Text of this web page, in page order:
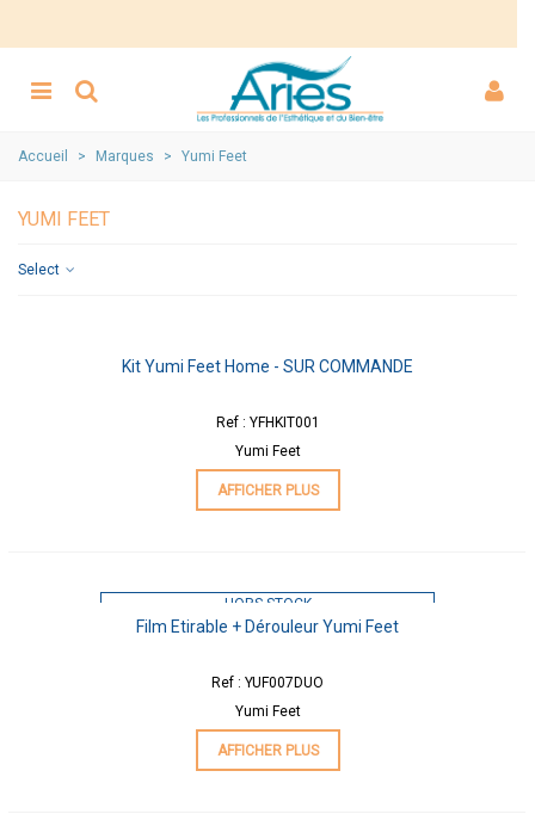
Accueil > Marques > Yumi Feet
YUMI FEET
Select
Kit Yumi Feet Home - SUR COMMANDE
Ref : YFHKIT001
Yumi Feet
AFFICHER PLUS
HORS STOCK
Film Etirable + Dérouleur Yumi Feet
Ref : YUF007DUO
Yumi Feet
AFFICHER PLUS